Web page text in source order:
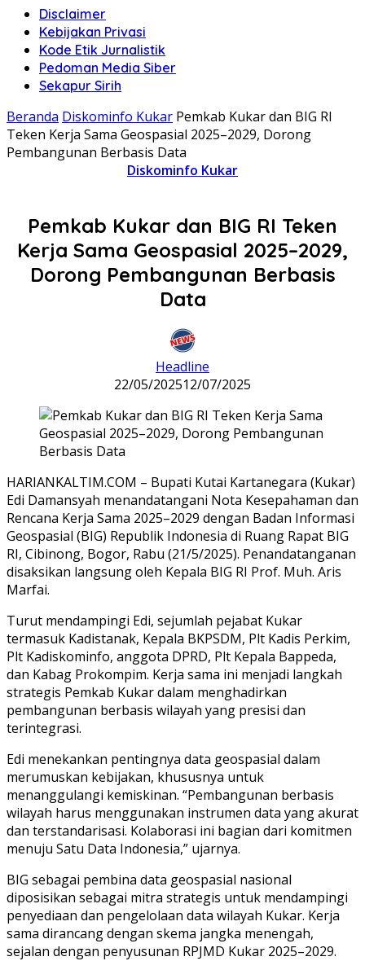
Disclaimer
Kebijakan Privasi
Kode Etik Jurnalistik
Pedoman Media Siber
Sekapur Sirih
Beranda Diskominfo Kukar Pemkab Kukar dan BIG RI
Teken Kerja Sama Geospasial 2025–2029, Dorong
Pembangunan Berbasis Data
Diskominfo Kukar
Pemkab Kukar dan BIG RI Teken
Kerja Sama Geospasial 2025–2029,
Dorong Pembangunan Berbasis
Data
Headline
22/05/202512/07/2025
HARIANKALTIM.COM – Bupati Kutai Kartanegara (Kukar)
Edi Damansyah menandatangani Nota Kesepahaman dan
Rencana Kerja Sama 2025–2029 dengan Badan Informasi
Geospasial (BIG) Republik Indonesia di Ruang Rapat BIG
RI, Cibinong, Bogor, Rabu (21/5/2025). Penandatanganan
disaksikan langsung oleh Kepala BIG RI Prof. Muh. Aris
Marfai.
Turut mendampingi Edi, sejumlah pejabat Kukar
termasuk Kadistanak, Kepala BKPSDM, Plt Kadis Perkim,
Plt Kadiskominfo, anggota DPRD, Plt Kepala Bappeda,
dan Kabag Prokompim. Kerja sama ini menjadi langkah
strategis Pemkab Kukar dalam menghadirkan
pembangunan berbasis wilayah yang presisi dan
terintegrasi.
Edi menekankan pentingnya data geospasial dalam
merumuskan kebijakan, khususnya untuk
menanggulangi kemiskinan. “Pembangunan berbasis
wilayah harus menggunakan instrumen data yang akurat
dan terstandarisasi. Kolaborasi ini bagian dari komitmen
menuju Satu Data Indonesia,” ujarnya.
BIG sebagai pembina data geospasial nasional
diposisikan sebagai mitra strategis untuk mendampingi
penyediaan dan pengelolaan data wilayah Kukar. Kerja
sama dirancang dengan skema jangka menengah,
sejalan dengan penyusunan RPJMD Kukar 2025–2029.